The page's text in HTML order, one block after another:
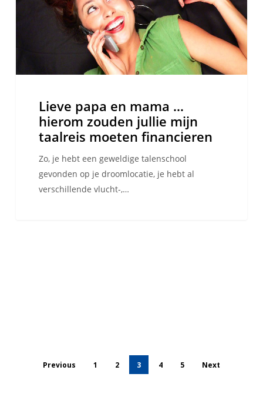
jullie
taalreis
financierenLieve papa en mama …
hierom zouden jullie mijn
taalreis moeten financieren
Zo, je hebt een geweldige talenschool
gevonden op je droomlocatie, je hebt al
verschillende vlucht-,…
Previous 1 2 3 4 5 Next